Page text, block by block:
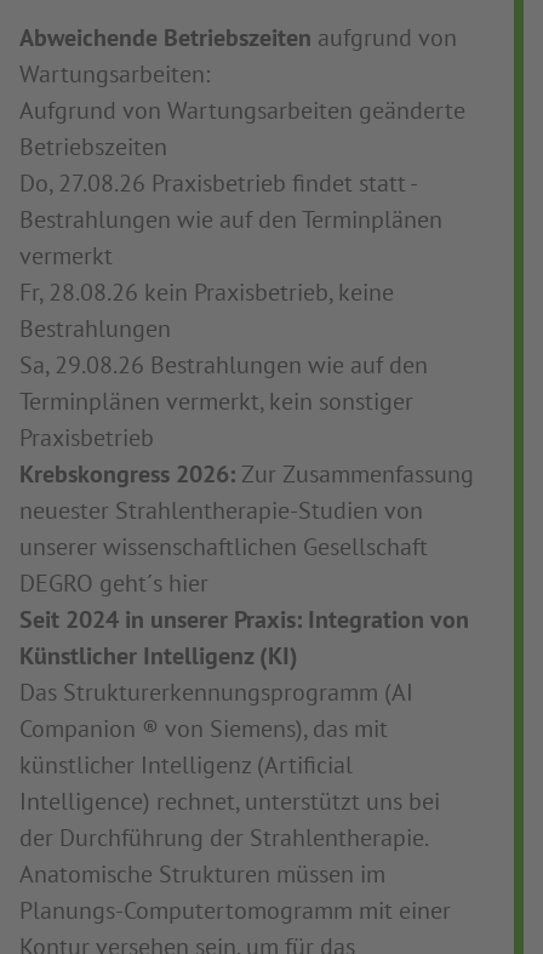
Abweichende Betriebszeiten aufgrund von
Wartungsarbeiten:
Aufgrund von Wartungsarbeiten geänderte
Betriebszeiten
Do, 27.08.26 Praxisbetrieb findet statt -
Bestrahlungen wie auf den Terminplänen
vermerkt
Fr, 28.08.26 kein Praxisbetrieb, keine
Bestrahlungen
Sa, 29.08.26 Bestrahlungen wie auf den
Terminplänen vermerkt, kein sonstiger
Praxisbetrieb
Krebskongress 2026: Zur Zusammenfassung
neuester Strahlentherapie-Studien von
unserer wissenschaftlichen Gesellschaft
DEGRO geht´s hier
Seit 2024 in unserer Praxis: Integration von
Künstlicher Intelligenz (KI)
Das Strukturerkennungsprogramm (AI
Companion ® von Siemens), das mit
künstlicher Intelligenz (Artificial
Intelligence) rechnet, unterstützt uns bei
der Durchführung der Strahlentherapie.
Anatomische Strukturen müssen im
Planungs-Computertomogramm mit einer
Kontur versehen sein, um für das